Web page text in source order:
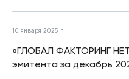
10 января 2025 г.
«ГЛОБАЛ ФАКТОРИНГ
эмитента за декабрь